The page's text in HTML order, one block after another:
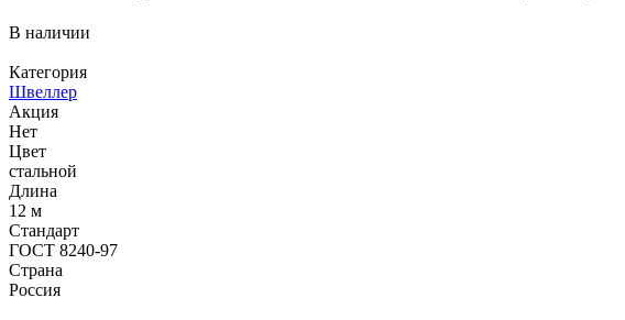
В наличии
Категория
Швеллер
Акция
Нет
Цвет
стальной
Длина
12 м
Стандарт
ГОСТ 8240-97
Страна
Россия